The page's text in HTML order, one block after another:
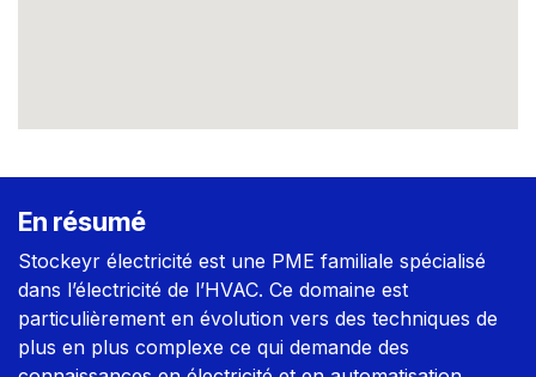
En résumé
Stockeyr électricité est une PME familiale spécialisé
dans l’électricité de l’HVAC. Ce domaine est
particulièrement en évolution vers des techniques de
plus en plus complexe ce qui demande des